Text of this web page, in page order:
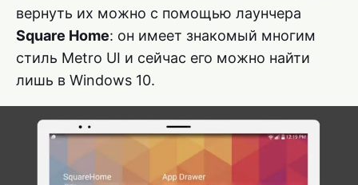
вернуть их можно с помощью лаунчера
Square Home: он имеет знакомый многим
стиль Metro UI и сейчас его можно найти
лишь в Windows 10.